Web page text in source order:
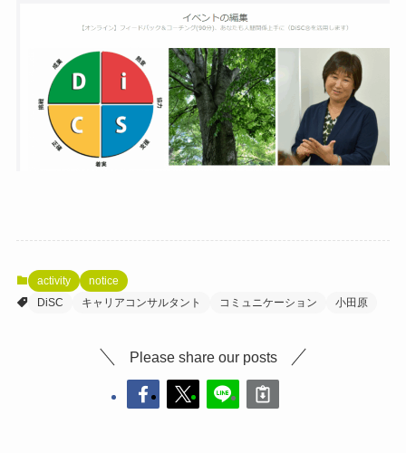
activity
notice
DiSC
キャリアコンサルタント コミュニケーション 小田原
Please share our posts